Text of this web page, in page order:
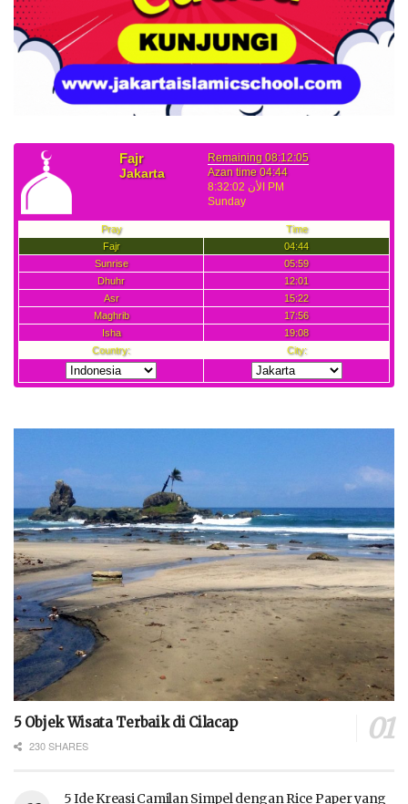
5 Objek Wisata Terbaik di Cilacap
230 SHARES
5 Ide Kreasi Camilan Simpel dengan Rice Paper yang